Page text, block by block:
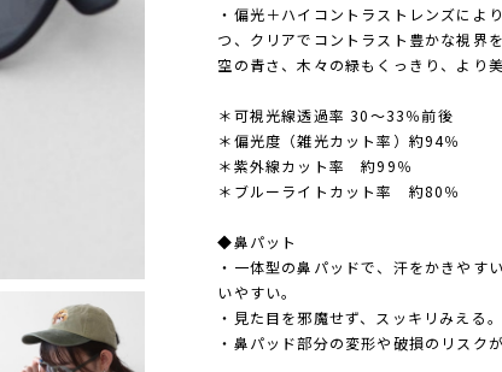
・偏光＋ハイコントラストレンズによ
つ、クリアでコントラスト豊かな視界を
空の青さ、木々の緑もくっきり、より
＊可視光線透過率 30～33％前後
＊偏光度（雑光カット率）約94％
＊紫外線カット率 約99％
＊ブルーライトカット率 約80％
◆鼻パット
・一体型の鼻パッドで、汗をかきやす
いやすい。
・見た目を邪魔せず、スッキリみえる。
・鼻パッド部分の変形や破損のリスク